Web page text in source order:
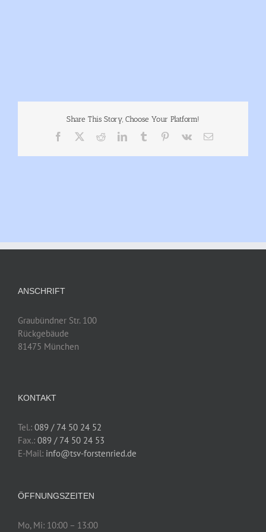
Share This Story, Choose Your Platform!
Facebook RedditLinkedInTumblr Pinterest
Vk
E-
ANSCHRIFT
Graubündner Str. 100
Rückgebäude
81475 München
KONTAKT
Tel.: 089 / 74 50 24 52
Fax.: 089 / 74 50 24 53
E-Mail: info@tsv-forstenried.de
ÖFFNUNGSZEITEN
Mo, Mi: 10:00 – 13:00